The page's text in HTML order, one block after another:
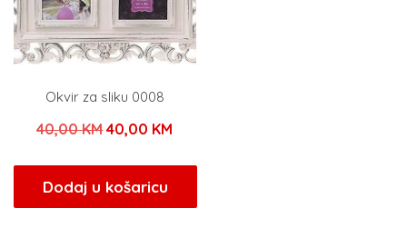
Okvir za sliku 0008
40,00KMIzvorna
bila
je:
40,00 KM
40,00 KM.
Dodaj u košaricu